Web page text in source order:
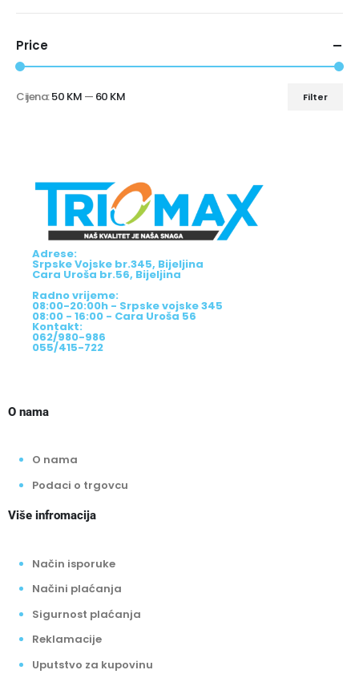
Price
Filter
Cijena:50 KM — 60 KM
Adrese:
Srpske Vojske br.345, Bijeljina
Cara Uroša br.56, Bijeljina
Radno vrijeme:
08:00-20:00h - Srpske vojske 345
08:00 - 16:00 - Cara Uroša 56
Kontakt:
062/980-986
055/415-722
O nama
O nama
Podaci o trgovcu
Više infromacija
Način isporuke
Načini plaćanja
Sigurnost plaćanja
Reklamacije
Uputstvo za kupovinu